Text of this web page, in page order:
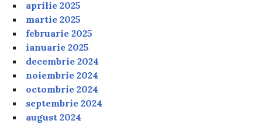
aprilie 2025
martie 2025
februarie 2025
ianuarie 2025
decembrie 2024
noiembrie 2024
octombrie 2024
septembrie 2024
august 2024